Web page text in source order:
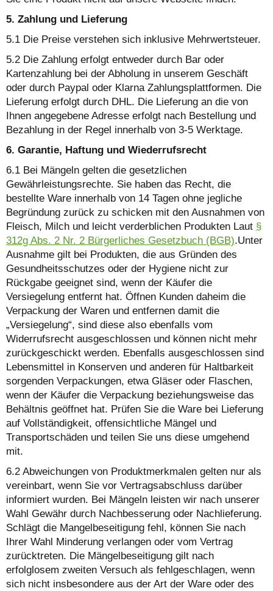
5. Zahlung und Lieferung
5.1 Die Preise verstehen sich inklusive Mehrwertsteuer.
5.2 Die Zahlung erfolgt entweder durch Bar oder
Kartenzahlung bei der Abholung in unserem Geschäft
oder durch Paypal oder Klarna Zahlungsplattformen. Die
Lieferung erfolgt durch DHL. Die Lieferung an die von
Ihnen angegebene Adresse erfolgt nach Bestellung und
Bezahlung in der Regel innerhalb von 3-5 Werktage.
6. Garantie, Haftung und Wiederrufsrecht
6.1 Bei Mängeln gelten die gesetzlichen
Gewährleistungsrechte. Sie haben das Recht, die
bestellte Ware innerhalb von 14 Tagen ohne jegliche
Begründung zurück zu schicken mit den Ausnahmen von
Fleisch, Milch und leicht verderblichen Produkten Laut §
312g Abs. 2 Nr. 2 Bürgerliches Gesetzbuch (BGB).Unter
Ausnahme gilt bei Produkten, die aus Gründen des
Gesundheitsschutzes oder der Hygiene nicht zur
Rückgabe geeignet sind, wenn der Käufer die
Versiegelung entfernt hat. Öffnen Kunden daheim die
Verpackung der Waren und entfernen damit die
„Versiegelung“, sind diese also ebenfalls vom
Widerrufsrecht ausgeschlossen und können nicht mehr
zurückgeschickt werden. Ebenfalls ausgeschlossen sind
Lebensmittel in Konserven und anderen für Haltbarkeit
sorgenden Verpackungen, etwa Gläser oder Flaschen,
wenn der Käufer die Verpackung beziehungsweise das
Behältnis geöffnet hat. Prüfen Sie die Ware bei Lieferung
auf Vollständigkeit, offensichtliche Mängel und
Transportschäden und teilen Sie uns diese umgehend
mit.
6.2 Abweichungen von Produktmerkmalen gelten nur als
vereinbart, wenn Sie vor Vertragsabschluss darüber
informiert wurden. Bei Mängeln leisten wir nach unserer
Wahl Gewähr durch Nachbesserung oder Nachlieferung.
Schlägt die Mangelbeseitigung fehl, können Sie nach
Ihrer Wahl Minderung verlangen oder vom Vertrag
zurücktreten. Die Mängelbeseitigung gilt nach
erfolglosem zweiten Versuch als fehlgeschlagen, wenn
sich nicht insbesondere aus der Art der Ware oder des